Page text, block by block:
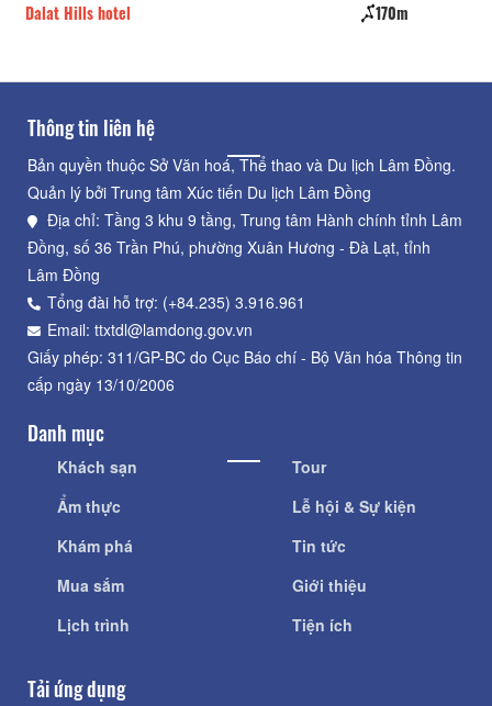
Dalat Hills hotel 170m
Thông tin liên hệ
Bản quyền thuộc Sở Văn hoá, Thể thao và Du lịch Lâm Đồng.
Quản lý bởi Trung tâm Xúc tiến Du lịch Lâm Đồng
Địa chỉ: Tầng 3 khu 9 tầng, Trung tâm Hành chính tỉnh Lâm
Đồng, số 36 Trần Phú, phường Xuân Hương - Đà Lạt, tỉnh
Lâm Đồng
Tổng đài hỗ trợ: (+84.235) 3.916.961
Email: ttxtdl@lamdong.gov.vn
Giấy phép: 311/GP-BC do Cục Báo chí - Bộ Văn hóa Thông tin
cấp ngày 13/10/2006
Danh mục
Khách sạn
Ẩm thực
Khám phá
Mua sắm
Lịch trình
Tour
Lễ hội & Sự kiện
Tin tức
Giới thiệu
Tiện ích
Tải ứng dụng